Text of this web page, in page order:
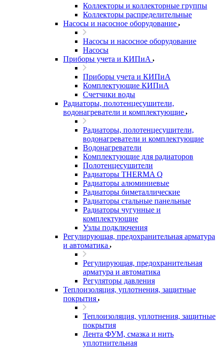
Коллекторы и коллекторные группы
Коллекторы распределительные
Насосы и насосное оборудование
Насосы и насосное оборудование
Насосы
Приборы учета и КИПиА
Приборы учета и КИПиА
Комплектующие КИПиА
Счетчики воды
Радиаторы, полотенцесушители,
водонагреватели и комплектующие
Радиаторы, полотенцесушители,
водонагреватели и комплектующие
Водонагреватели
Комплектующие для радиаторов
Полотенцесушители
Радиаторы THERMA Q
Радиаторы алюминиевые
Радиаторы биметаллические
Радиаторы стальные панельные
Радиаторы чугунные и
комплектующие
Узлы подключения
Регулирующая, предохранительная арматура
и автоматика
Регулирующая, предохранительная
арматура и автоматика
Регуляторы давления
Теплоизоляция, уплотнения, защитные
покрытия
Теплоизоляция, уплотнения, защитные
покрытия
Лента ФУМ, смазка и нить
уплотнительная